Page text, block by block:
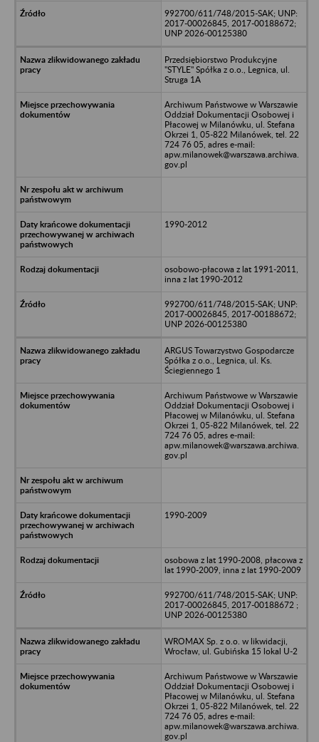
992700/611/748/2015-SAK; UNP:
2017-00026845, 2017-00188672;
UNP 2026-00125380
Przedsiębiorstwo Produkcyjne
"STYLE" Spółka z o.o., Legnica, ul.
Struga 1A
Archiwum Państwowe w Warszawie
Oddział Dokumentacji Osobowej i
Płacowej w Milanówku, ul. Stefana
Okrzei 1, 05-822 Milanówek, tel. 22
724 76 05, adres e-mail:
apw.milanowek@warszawa.archiwa.
gov.pl
1990-2012
osobowo-płacowa z lat 1991-2011,
inna z lat 1990-2012
992700/611/748/2015-SAK; UNP:
2017-00026845, 2017-00188672;
UNP 2026-00125380
ARGUS Towarzystwo Gospodarcze
Spółka z o.o., Legnica, ul. Ks.
Ściegiennego 1
Archiwum Państwowe w Warszawie
Oddział Dokumentacji Osobowej i
Płacowej w Milanówku, ul. Stefana
Okrzei 1, 05-822 Milanówek, tel. 22
724 76 05, adres e-mail:
apw.milanowek@warszawa.archiwa.
gov.pl
1990-2009
osobowa z lat 1990-2008, płacowa z
lat 1990-2009, inna z lat 1990-2009
992700/611/748/2015-SAK; UNP:
2017-00026845, 2017-00188672 ;
UNP 2026-00125380
WROMAX Sp. z o.o. w likwidacji,
Wrocław, ul. Gubińska 15 lokal U-2
Archiwum Państwowe w Warszawie
Oddział Dokumentacji Osobowej i
Płacowej w Milanówku, ul. Stefana
Okrzei 1, 05-822 Milanówek, tel. 22
724 76 05, adres e-mail:
apw.milanowek@warszawa.archiwa.
gov.pl